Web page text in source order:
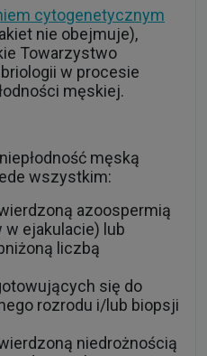
cytogenetycznym
nie obejmuje),
Towarzystwo
w procesie
męskiej.
męską
wszystkim:
azoospermią
ejakulacie) lub
liczbą
się do
rozrodu i/lub biopsji
niedrożnością